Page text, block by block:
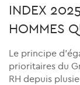
INDEX
HOMMES
Le principe
prioritaires du
RH depuis